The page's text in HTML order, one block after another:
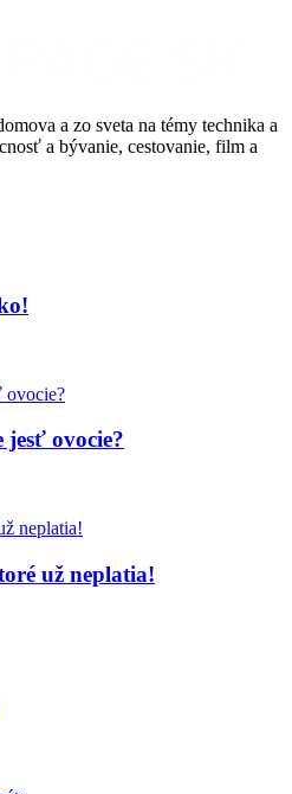
a zo sveta na témy technika a
a bývanie, cestovanie, film a
jesť ovocie?
už neplatia!